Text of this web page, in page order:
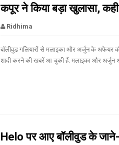
कपूर ने किया बड़ा खुलासा,
Ridhima
बॉलीवुड गलियारों से मलाइका और अर्जुन के अफेयर
शादी करने की खबरें आ चुकी हैं. मलाइका और अर्जुन
Helo पर आए बॉलीवुड के